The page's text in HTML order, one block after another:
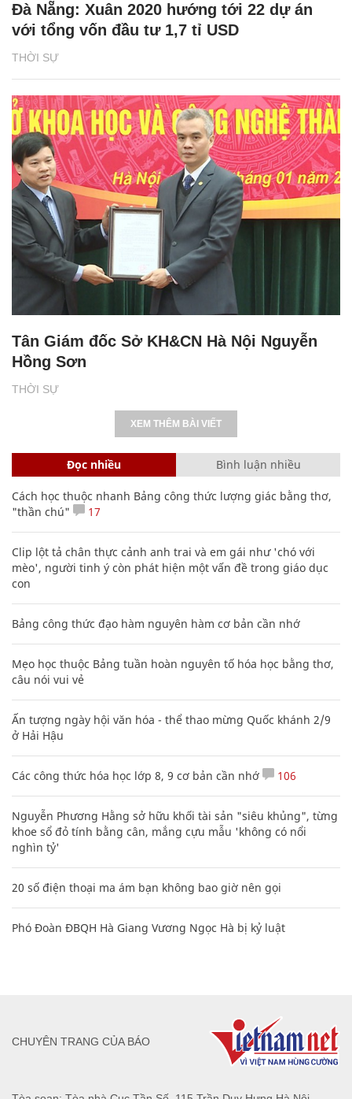
THỜI SỰ
Đà Nẵng: Xuân 2020 hướng tới 22 dự án
với tổng vốn đầu tư 1,7 tỉ USD
THỜI SỰ
Tân Giám đốc Sở KH&CN Hà Nội Nguyễn
Hồng Sơn
XEM THÊM BÀI VIẾT
Đọc nhiều Bình luận nhiều
Cách học thuộc nhanh Bảng công thức lượng giác bằng thơ,
"thần chú"
17
Clip lột tả chân thực cảnh anh trai và em gái như 'chó với
mèo', người tinh ý còn phát hiện một vấn đề trong giáo dục
con
Bảng công thức đạo hàm nguyên hàm cơ bản cần nhớ
Mẹo học thuộc Bảng tuần hoàn nguyên tố hóa học bằng thơ,
câu nói vui vẻ
Ấn tượng ngày hội văn hóa - thể thao mừng Quốc khánh 2/9
ở Hải Hậu
Các công thức hóa học lớp 8, 9 cơ bản cần nhớ 106
Nguyễn Phương Hằng sở hữu khối tài sản "siêu khủng", từng
khoe sổ đỏ tính bằng cân, mắng cựu mẫu 'không có nổi
nghìn tỷ'
20 số điện thoại ma ám bạn không bao giờ nên gọi
Phó Đoàn ĐBQH Hà Giang Vương Ngọc Hà bị kỷ luật
CHUYÊN TRANG CỦA BÁO